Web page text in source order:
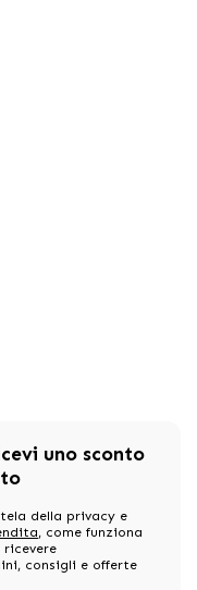
uno sconto
della privacy e
, come funziona
consigli e offerte